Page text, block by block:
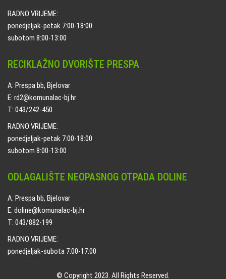
RADNO VRIJEME:
ponedjeljak-petak 7:00-18:00
subotom 8:00-13:00
RECIKLAŽNO DVORIŠTE PRESPA
A: Prespa bb, Bjelovar
E: rd2@komunalac-bj.hr
T: 043/242-450
RADNO VRIJEME:
ponedjeljak-petak 7:00-18:00
subotom 8:00-13:00
ODLAGALIŠTE NEOPASNOG OTPADA DOLINE
A: Prespa bb, Bjelovar
E: doline@komunalac-bj.hr
T: 043/882-199
RADNO VRIJEME:
ponedjeljak-subota 7:00-17:00
© Copyright 2023. All Rights Reserved.